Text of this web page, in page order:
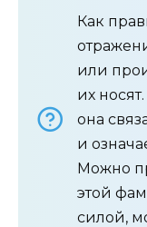
Как
или
их
она
и
Можно
этой
силой,